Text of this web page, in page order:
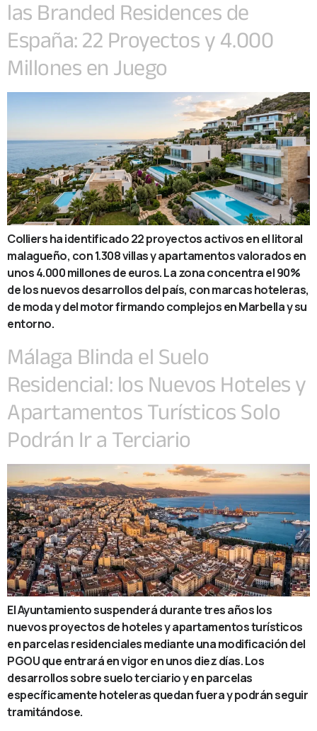
las Branded Residences de
España: 22 Proyectos y 4.000
Millones en Juego
Colliers ha identificado 22 proyectos activos en el litoral
malagueño, con 1.308 villas y apartamentos valorados en
unos 4.000 millones de euros. La zona concentra el 90%
de los nuevos desarrollos del país, con marcas hoteleras,
de moda y del motor firmando complejos en Marbella y su
entorno.
Málaga Blinda el Suelo
Residencial: los Nuevos Hoteles y
Apartamentos Turísticos Solo
Podrán Ir a Terciario
El Ayuntamiento suspenderá durante tres años los
nuevos proyectos de hoteles y apartamentos turísticos
en parcelas residenciales mediante una modificación del
PGOU que entrará en vigor en unos diez días. Los
desarrollos sobre suelo terciario y en parcelas
específicamente hoteleras quedan fuera y podrán seguir
tramitándose.